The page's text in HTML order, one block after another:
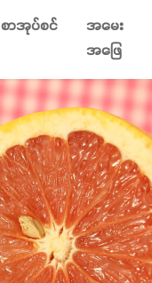
စာအုပ်စင်
အမေး
အဖြေ